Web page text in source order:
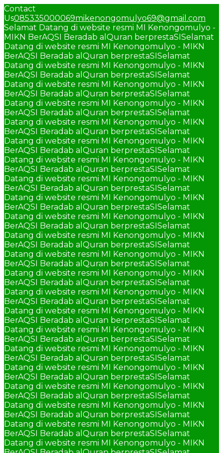
Contact
Us085335000069mikenongomulyo69@gmail.com
Selamat Datang di website resmi MI Kenongomulyo -
MIKN BerAQSI Beradab alQuran berprestaSISelamat
Datang di website resmi MI Kenongomulyo - MIKN
BerAQSI Beradab alQuran berprestaSISelamat
Datang di website resmi MI Kenongomulyo - MIKN
BerAQSI Beradab alQuran berprestaSISelamat
Datang di website resmi MI Kenongomulyo - MIKN
BerAQSI Beradab alQuran berprestaSISelamat
Datang di website resmi MI Kenongomulyo - MIKN
BerAQSI Beradab alQuran berprestaSISelamat
Datang di website resmi MI Kenongomulyo - MIKN
BerAQSI Beradab alQuran berprestaSISelamat
Datang di website resmi MI Kenongomulyo - MIKN
BerAQSI Beradab alQuran berprestaSISelamat
Datang di website resmi MI Kenongomulyo - MIKN
BerAQSI Beradab alQuran berprestaSISelamat
Datang di website resmi MI Kenongomulyo - MIKN
BerAQSI Beradab alQuran berprestaSISelamat
Datang di website resmi MI Kenongomulyo - MIKN
BerAQSI Beradab alQuran berprestaSISelamat
Datang di website resmi MI Kenongomulyo - MIKN
BerAQSI Beradab alQuran berprestaSISelamat
Datang di website resmi MI Kenongomulyo - MIKN
BerAQSI Beradab alQuran berprestaSISelamat
Datang di website resmi MI Kenongomulyo - MIKN
BerAQSI Beradab alQuran berprestaSISelamat
Datang di website resmi MI Kenongomulyo - MIKN
BerAQSI Beradab alQuran berprestaSISelamat
Datang di website resmi MI Kenongomulyo - MIKN
BerAQSI Beradab alQuran berprestaSISelamat
Datang di website resmi MI Kenongomulyo - MIKN
BerAQSI Beradab alQuran berprestaSISelamat
Datang di website resmi MI Kenongomulyo - MIKN
BerAQSI Beradab alQuran berprestaSISelamat
Datang di website resmi MI Kenongomulyo - MIKN
BerAQSI Beradab alQuran berprestaSISelamat
Datang di website resmi MI Kenongomulyo - MIKN
BerAQSI Beradab alQuran berprestaSISelamat
Datang di website resmi MI Kenongomulyo - MIKN
BerAQSI Beradab alQuran berprestaSISelamat
Datang di website resmi MI Kenongomulyo - MIKN
BerAQSI Beradab alQuran berprestaSISelamat
Datang di website resmi MI Kenongomulyo - MIKN
BerAQSI Beradab alQuran berprestaSISelamat
Datang di website resmi MI Kenongomulyo - MIKN